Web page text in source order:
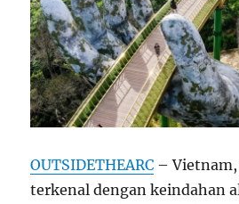
OUTSIDETHEARC –
terkenal dengan keindahan